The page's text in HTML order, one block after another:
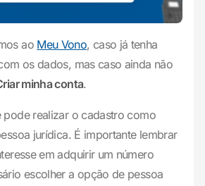
ao Meu Vono, caso já tenha
os dados, mas caso ainda não
minha conta.
pode realizar o cadastro como
jurídica. É importante lembrar
em adquirir um número
escolher a opção de pessoa